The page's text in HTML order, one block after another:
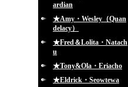
ardian
★Amy・Wesley（Quan
delacy）
★Fred＆Lolita・Natach
u
★Tony&Ola・Eriacho
★Eldrick・Seowtewa